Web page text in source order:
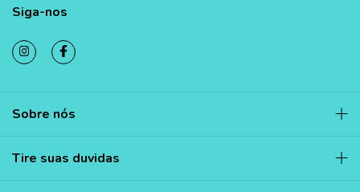
Siga-nos
Sobre nós
Tire suas duvidas